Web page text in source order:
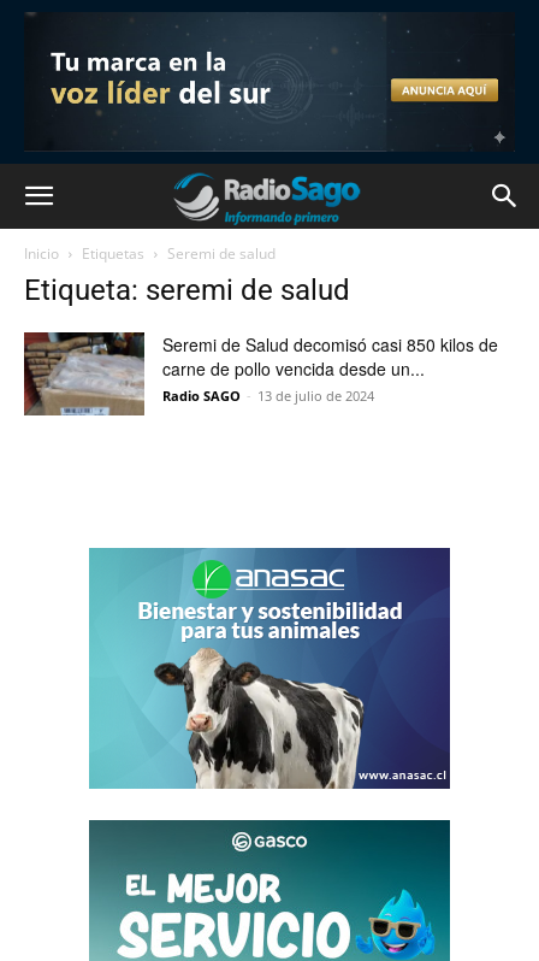
Inicio Etiquetas Seremi de salud
Etiqueta: seremi de salud
Seremi de Salud decomisó casi 850 kilos de
carne de pollo vencida desde un...
Radio SAGO - 13 de julio de 2024